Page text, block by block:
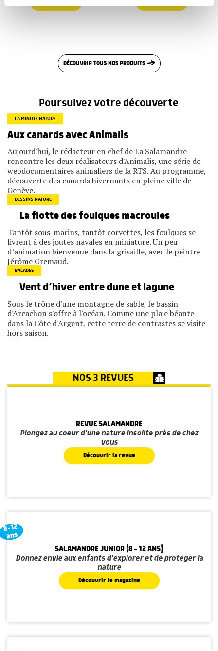
notre site avec nos partenaires de médias sociaux, de
DÉCOUVRIR TOUS NOS PRODUITS
Poursuivez votre découverte
LA MINUTE NATURE
Aux canards avec Animalis
Aujourd'hui, le rédacteur en chef de La Salamandre
rencontre les deux réalisateurs d'Animalis, une série de
webdocumentaires animaliers de la RTS. Au programme,
découverte des canards hivernants en pleine ville de
Genève.
DESSINS NATURE
La flotte des foulques macroules
Tantôt sous-marins, tantôt corvettes, les foulques se
livrent à des joutes navales en miniature. Un peu
d’animation bienvenue dans la grisaille, avec le peintre
Jérôme Gremaud.
BALADES
Vent d’hiver entre dune et lagune
Sous le trône d'une montagne de sable, le bassin
d'Arcachon s'offre à l'océan. Comme une plaie béante
dans la Côte d'Argent, cette terre de contrastes se visite
hors saison.
NOS 3 REVUES
REVUE SALAMANDRE
Plongez au coeur d'une nature insolite près de chez
vous
Découvrir la revue
8-12
ans
SALAMANDRE JUNIOR (8 - 12 ANS)
Donnez envie aux enfants d'explorer et de protéger la
nature
Découvrir le magazine